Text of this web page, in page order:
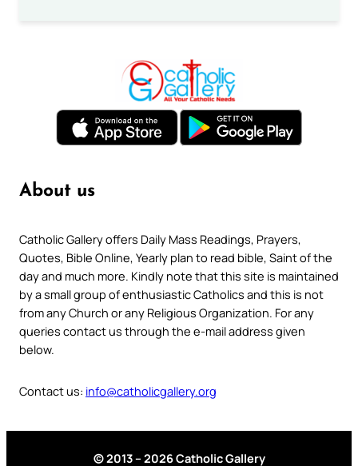
About us
Catholic Gallery offers Daily Mass Readings, Prayers,
Quotes, Bible Online, Yearly plan to read bible, Saint of the
day and much more. Kindly note that this site is maintained
by a small group of enthusiastic Catholics and this is not
from any Church or any Religious Organization. For any
queries contact us through the e-mail address given
below.
Contact us: info@catholicgallery.org
© 2013 – 2026 Catholic Gallery